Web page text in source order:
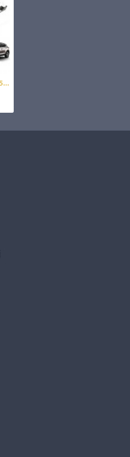
Hyundai TUCSON 2015-2020 Yan Basamak OEM